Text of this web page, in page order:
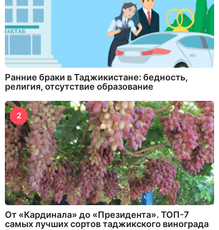
Ранние браки в Таджикистане: бедность,
религия, отсутствие образование
2
От «Кардинала» до «Президента». ТОП-7
самых лучших сортов таджикского винограда